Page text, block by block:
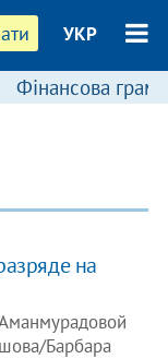
УКР
Фінансова
на
Барбара